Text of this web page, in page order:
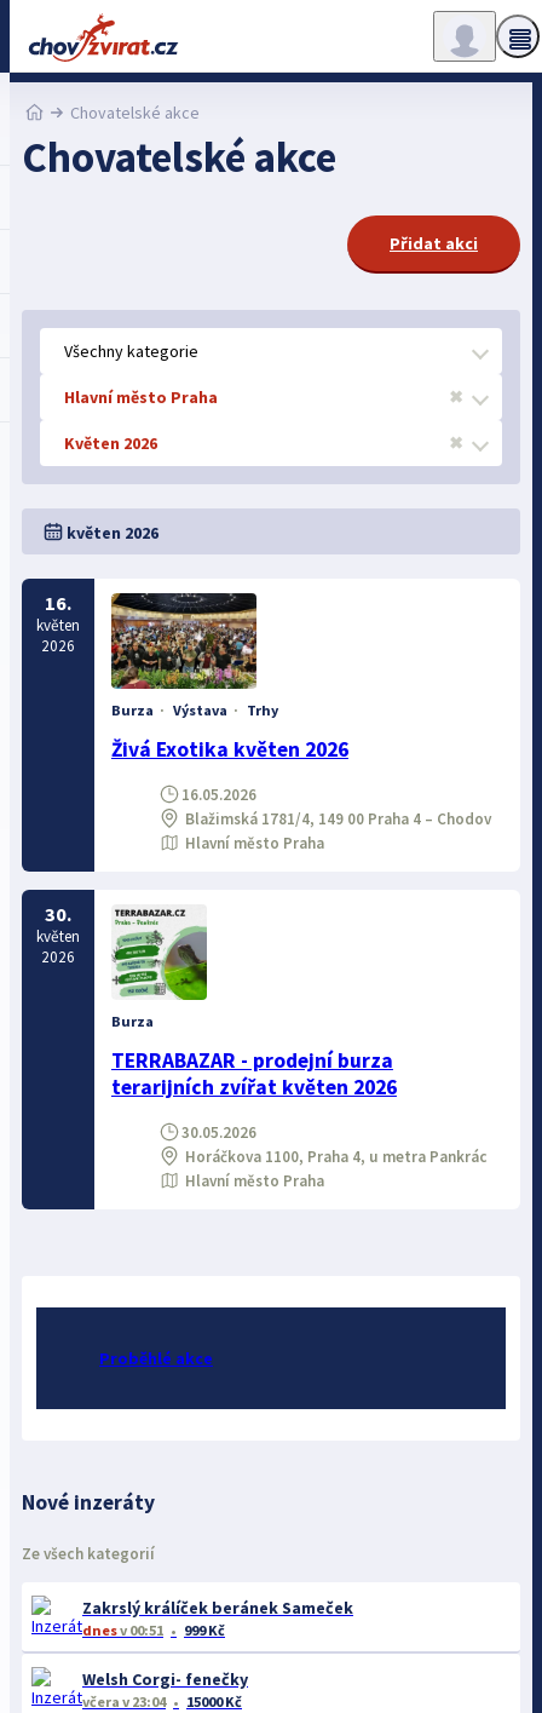
Chovatelské akce
Chovatelské akce
Přidat akci
Všechny kategorie
Hlavní město Praha ✖
Květen 2026 ✖
květen 2026
16.
květen
2026
Burza · Výstava · Trhy
Živá Exotika květen 2026
16.05.2026
Blažimská 1781/4, 149 00 Praha 4 – Chodov
Hlavní město Praha
30.
květen
2026
Burza
TERRABAZAR - prodejní burza
terarijních zvířat květen 2026
30.05.2026
Horáčkova 1100, Praha 4, u metra Pankrác
Hlavní město Praha
Proběhlé akce
Nové inzeráty
Ze všech kategorií
Zakrslý králíček beránek Sameček
dnesv 00:51 999 Kč
Welsh Corgi- fenečky
včera v 23:04 15000 Kč